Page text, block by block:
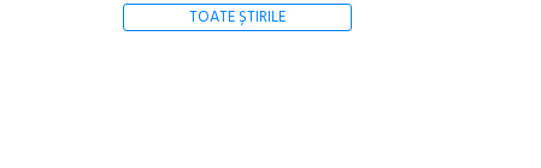
TOATE ȘTIRILE